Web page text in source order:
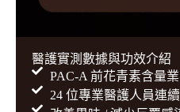
醫護實測數據與功效介紹
PAC-A 前花青素含量
24 位專業醫護人員連